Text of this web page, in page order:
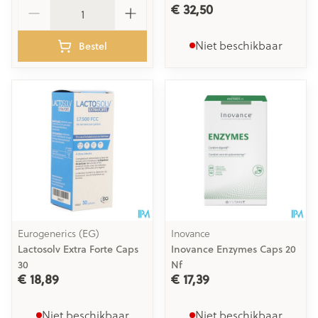
Bestel
€ 32,50
Niet beschikbaar
Eurogenerics (EG)
Lactosolv Extra Forte Caps
30
€ 18,89
Inovance
Inovance Enzymes Caps 20
Nf
€ 17,39